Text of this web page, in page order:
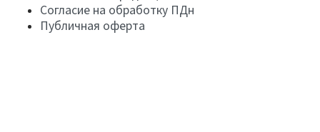
Согласие на обработку ПДн
Публичная оферта